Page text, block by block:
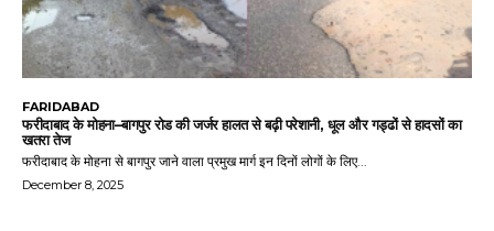
FARIDABAD
फरीदाबाद के मोहना–बागपुर रोड की जर्जर हालत से बढ़ी परेशानी, धूल और गड्ढों से हादसों का
खतरा तेज
फरीदाबाद के मोहना से बागपुर जाने वाला प्रमुख मार्ग इन दिनों लोगों के लिए...
December 8, 2025